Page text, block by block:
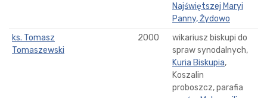
Najświętszej Maryi
Panny, Żydowo
ks. Tomasz
Tomaszewski
2000
wikariusz biskupi do
spraw synodalnych,
Kuria Biskupia,
Koszalin
proboszcz, parafia